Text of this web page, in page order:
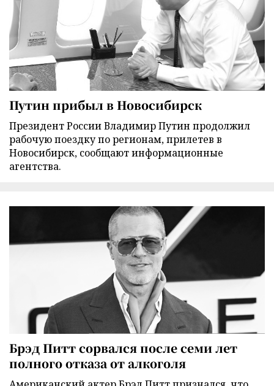
Путин прибыл в Новосибирск
Президент России Владимир Путин продолжил
рабочую поездку по регионам, прилетев в
Новосибирск, сообщают информационные
агентства.
Брэд Питт сорвался после семи лет
полного отказа от алкоголя